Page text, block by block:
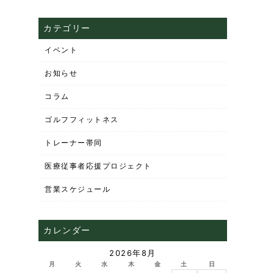
カテゴリー
イベント
お知らせ
コラム
ゴルフフィットネス
トレーナー帯同
医療従事者応援プロジェクト
営業スケジュール
カレンダー
2026年8月
月 火 水 木 金 土 日